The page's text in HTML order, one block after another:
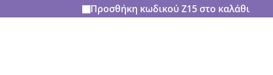
Προσθήκη κωδικού Z15 στο καλάθι